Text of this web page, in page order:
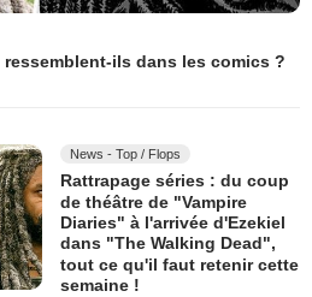
ils dans les comics ?
News - Top / Flops
Rattrapage séries : du coup
de théâtre de "Vampire
Diaries" à l'arrivée d'Ezekiel
dans "The Walking Dead",
tout ce qu'il faut retenir cette
semaine !